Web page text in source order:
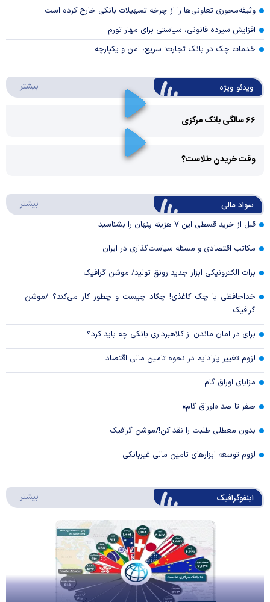
وثیقه‌محوری تعاونی‌ها را از چرخه تسهیلات بانکی خارج کرده است
افزایش سپرده قانونی، سیاستی برای مهار تورم
خدمات چک در بانک تجارت؛ سریع، امن و یکپارچه
ویدئو ویژه بیشتر
۶۶ سالگی بانک مرکزی
Video
وقت خریدن طلاست؟
سواد مالی بیشتر
قبل از خرید قسطی این ۷ هزینه پنهان را بشناسید
مکاتب اقتصادی و مسئله سیاست‌گذاری در ایران
برات الکترونیکی ابزار جدید رونق تولید/ موشن گرافیک
خداحافظی با چک کاغذی! چکاد چیست و چطور کار می‌کند؟ /موشن
گرافیک
برای در امان ماندن از کلاهبرداری بانکی چه باید کرد؟
لزوم تغییر پارادایم در نحوه تامین مالی اقتصاد
مزایای اوراق گام
صفر تا صد «اوراق گام»
بدون معطلی طلبت را نقد کن!/موشن گرافیک
لزوم توسعه ابزارهای تامین مالی غیربانکی
اینفوگرافیک بیشتر